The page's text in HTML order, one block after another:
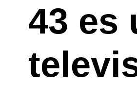
43 es